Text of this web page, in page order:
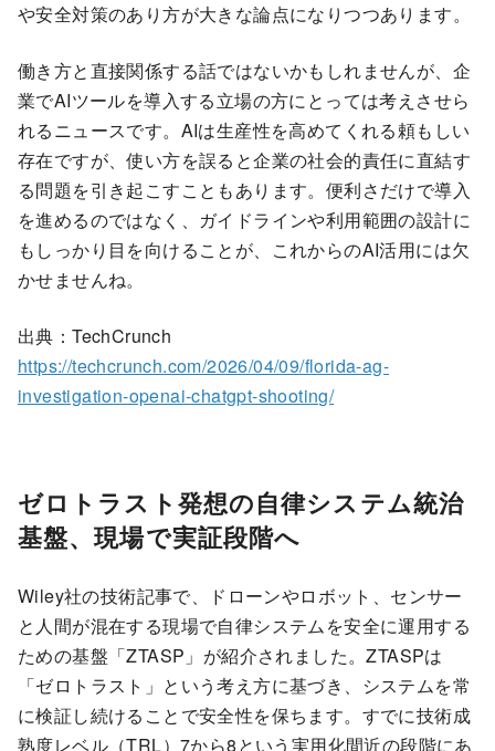
や安全対策のあり方が大きな論点になりつつあります。
働き方と直接関係する話ではないかもしれませんが、企
業でAIツールを導入する立場の方にとっては考えさせら
れるニュースです。AIは生産性を高めてくれる頼もしい
存在ですが、使い方を誤ると企業の社会的責任に直結す
る問題を引き起こすこともあります。便利さだけで導入
を進めるのではなく、ガイドラインや利用範囲の設計に
もしっかり目を向けることが、これからのAI活用には欠
かせませんね。
出典：TechCrunch
https://techcrunch.com/2026/04/09/florida-ag-
investigation-openai-chatgpt-shooting/
ゼロトラスト発想の自律システム統治
基盤、現場で実証段階へ
Wiley社の技術記事で、ドローンやロボット、センサー
と人間が混在する現場で自律システムを安全に運用する
ための基盤「ZTASP」が紹介されました。ZTASPは
「ゼロトラスト」という考え方に基づき、システムを常
に検証し続けることで安全性を保ちます。すでに技術成
熟度レベル（TRL）7から8という実用化間近の段階にあ